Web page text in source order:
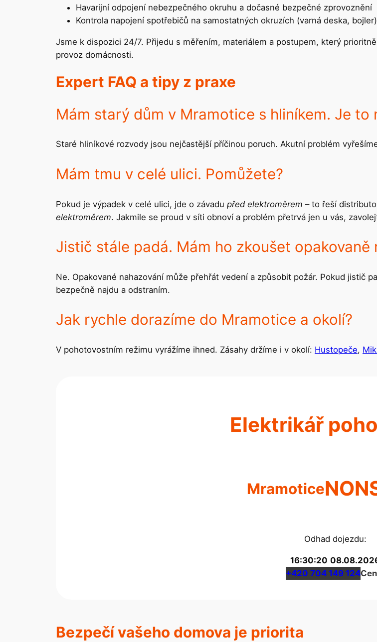
Havarijní odpojení nebezpečného okruhu a dočasné bezpečné zprovoznění
Kontrola napojení spotřebičů na samostatných okruzích (varná deska, bojler)
Jsme k dispozici 24/7. Přijedu s měřením, materiálem a postupem, který
provoz domácnosti.
Expert FAQ a tipy z praxe
Mám starý dům v Mramotice s hliníkem. Je to
Staré hliníkové rozvody jsou nejčastější příčinou poruch. Akutní problém
Mám tmu v celé ulici. Pomůžete?
Pokud je výpadek v celé ulici, jde o závadu před elektroměrem – to řeší
elektroměrem. Jakmile se proud v síti obnoví a problém přetrvá jen u vás,
Jistič stále padá. Mám ho zkoušet opakovaně
Ne. Opakované nahazování může přehřát vedení a způsobit požár. Pokud jistič
bezpečně najdu a odstraním.
Jak rychle dorazíme do Mramotice a okolí?
V pohotovostním režimu vyrážíme ihned. Zásahy držíme i v okolí: Hustopeče,
Elektrikář
Mramotice
Odhad dojezdu:
16:30:21
+420 704 149 124
Bezpečí vašeho domova je priorita